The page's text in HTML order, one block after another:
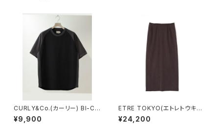
CURLY&Co.(カーリー) BI-CO
LOR RAGLAN SLEEVE TEE
¥9,900
ETRE TOKYO(エトレトウキョ
ウ) キュプラジャージロングス
カート
¥24,200